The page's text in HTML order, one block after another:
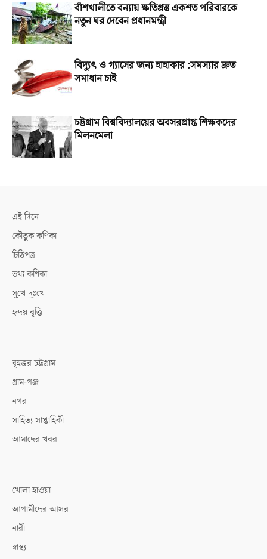
বাঁশখালীতে বন্যায় ক্ষতিগ্রস্ত একশত পরিবারকে
নতুন ঘর দেবেন প্রধানমন্ত্রী
বিদ্যুৎ ও গ্যাসের জন্য হাহাকার :সমস্যার দ্রুত
সমাধান চাই
চট্টগ্রাম বিশ্ববিদ্যালয়ের অবসরপ্রাপ্ত শিক্ষকদের
মিলনমেলা
এই দিনে
কৌতুক কণিকা
চিঠিপত্র
তথ্য কণিকা
সুখে দুঃখে
হৃদয় বৃত্তি
বৃহত্তর চট্টগ্রাম
গ্রাম-গঞ্জ
নগর
সাহিত্য সাপ্তাহিকী
আমাদের খবর
খোলা হাওয়া
আগামীদের আসর
নারী
স্বাস্থ্য